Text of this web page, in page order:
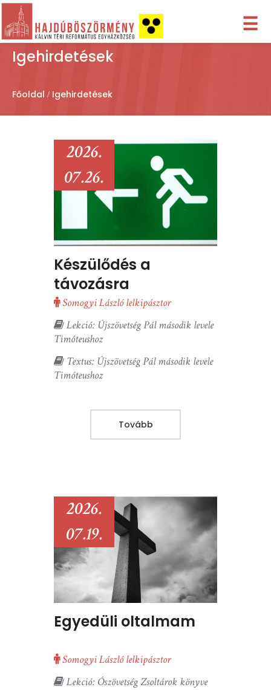
☰
Igehirdetések
Főoldal Igehirdetések
Készülődés a
távozásra
2026.
07.26.
Somogyi László lelkipásztor
Lekció: Újszövetség Pál második levele
Timóteushoz
Textus: Újszövetség Pál második levele
Timóteushoz
Tovább
Egyedüli oltalmam
2026.
07.19.
Somogyi László lelkipásztor
Lekció: Ószövetség Zsoltárok könyve